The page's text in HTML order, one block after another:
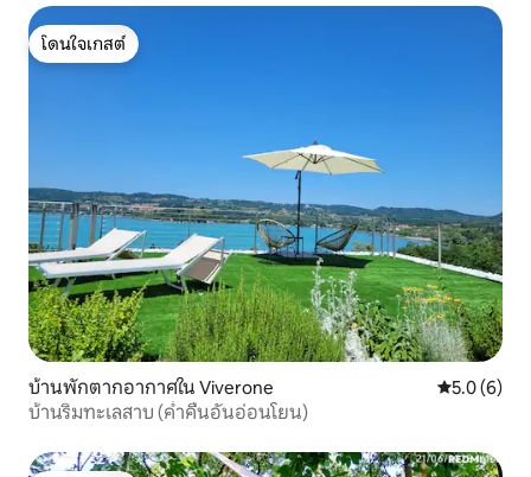
โดนใจเกสต์
โดนใจเกสต์
บ้านพักตากอากาศใน Viverone คะแนนเฉลี่
5.0 (6)
บ้านริมทะเลสาบ (ค่ำคืนอันอ่อนโยน)